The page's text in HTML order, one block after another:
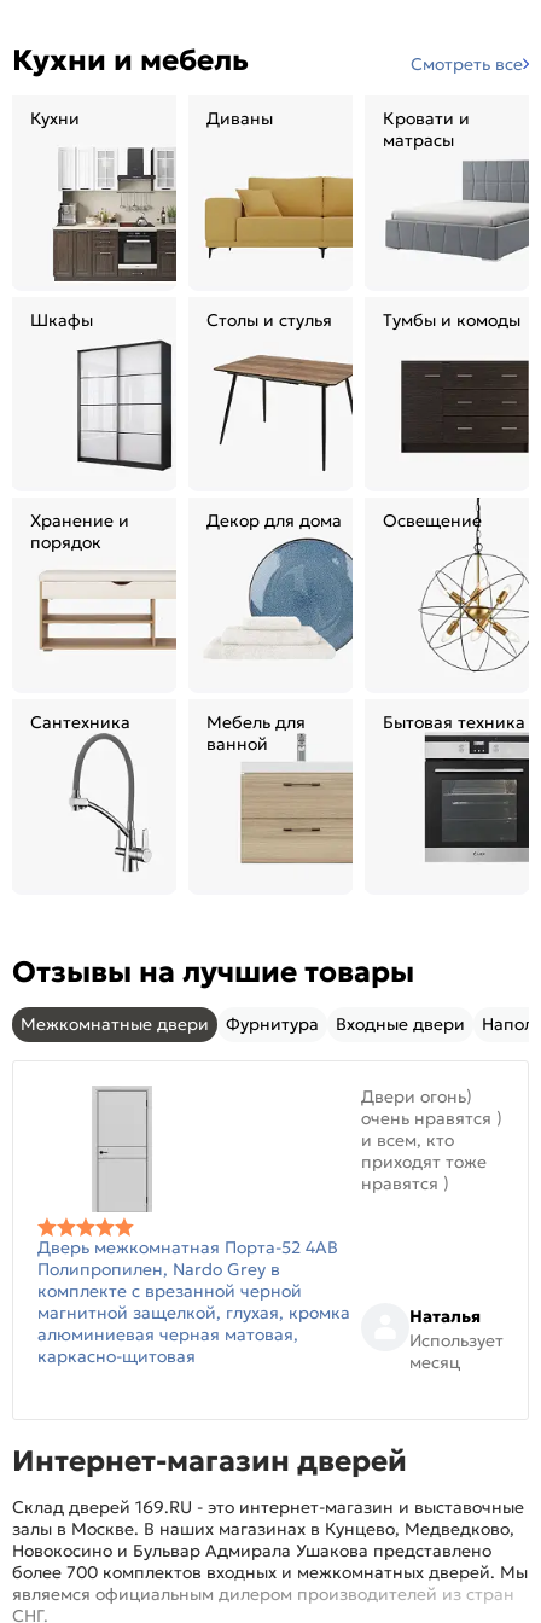
Кухни и мебель Смотреть все
Кухни Диваны
Кровати и
матрасы
Шкафы Столы и стулья Тумбы и комоды
Хранение и
порядок
Декор для дома Освещение
Сантехника
Мебель для
ванной
Бытовая техника
Отзывы на лучшие товары
Межкомнатные двери Фурнитура Входные двери
Дверь межкомнатная Порта-52 4AB
Полипропилен, Nardo Grey в
комплекте с врезанной черной
магнитной защелкой, глухая, кромка
алюминиевая черная матовая,
каркасно-щитовая
Двери огонь)
очень нравятся )
и всем, кто
приходят тоже
нравятся )
Наталья
Использует
месяц
Интернет-магазин дверей
Склад дверей 169.RU - это интернет-магазин и выставочные
залы в Москве. В наших магазинах в Кунцево, Медведково,
Новокосино и Бульвар Адмирала Ушакова представлено
более 700 комплектов входных и межкомнатных дверей. Мы
являемся официальным дилером производителей из стран
СНГ.